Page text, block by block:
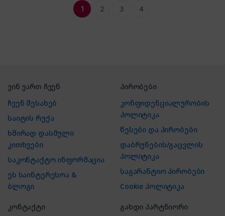
1 2 3 4
ვინ ვართ ჩვენ
ჩვენ შესახებ
საიტის რუქა
ხშირად დასმული
კითხვები
საკონტაქტო ინფორმაცია
ეს საინტერესოა &
ბლოგი
პირობები
კონფიდენციალურობის
პოლიტიკა
წესები და პირობები
დაბრუნების/გაცვლის
პოლიტიკა
საგარანტიო პირობები
Cookie პოლიტიკა
კონტაქტი გახდი პარტნიორი